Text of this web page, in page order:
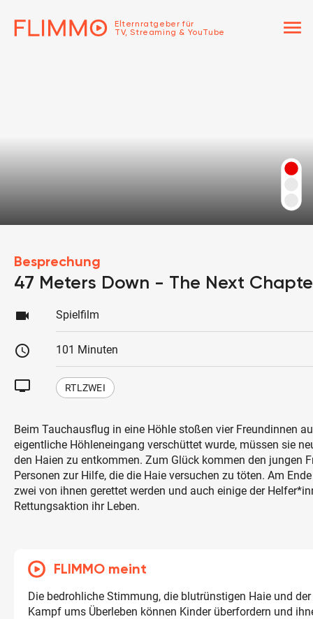
Elternratgeber für
TV, Streaming & YouTube
menu
Besprechung
47 Meters Down - The Next
videocam Spielfilm
schedule 101 Minuten
tv RTLZWEI
Beim Tauchausflug in eine Höhle stoßen vier Freundinnen
eigentliche Höhleneingang verschüttet wurde, müssen sie
den Haien zu entkommen. Zum Glück kommen den jungen
Personen zur Hilfe, die die Haie versuchen zu töten. Am
zwei von ihnen gerettet werden und auch einige der
Rettungsaktion ihr Leben.
FLIMMO meint
Die bedrohliche Stimmung, die blutrünstigen Haie und
Kampf ums Überleben können Kinder überfordern und